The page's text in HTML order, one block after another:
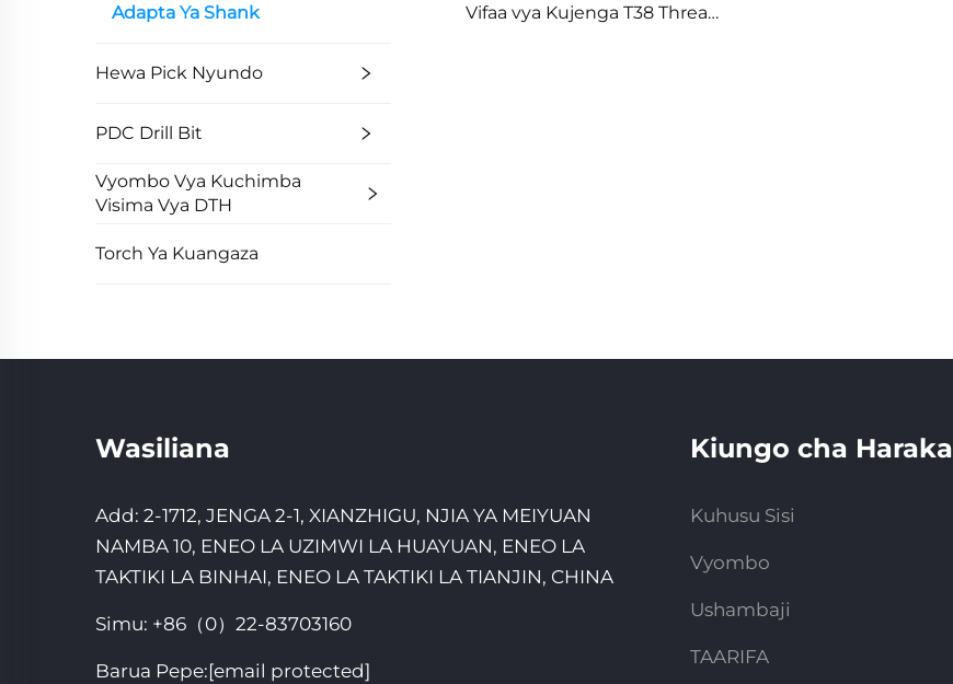
Adapta Ya Shank
Hewa Pick Nyundo
PDC Drill Bit
Vyombo Vya Kuchimba
Visima Vya DTH
Torch Ya Kuangaza
Vifaa vya Kujenga T38 Thread
Wasiliana
Add: 2-1712, JENGA 2-1, XIANZHIGU, NJIA YA MEIYUAN
NAMBA 10, ENEO LA UZIMWI LA HUAYUAN, ENEO LA
TAKTIKI LA BINHAI, ENEO LA TAKTIKI LA TIANJIN, CHINA
Simu: +86（0）22-83703160
Barua Pepe:[email protected]
Kiungo cha Haraka
Kuhusu Sisi
Vyombo
Ushambaji
TAARIFA